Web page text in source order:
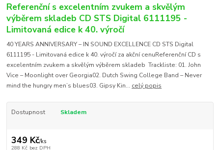
Referenční s excelentním zvukem a skvělým
výběrem skladeb CD STS Digital 6111195 -
Limitovaná edice k 40. výročí
40 YEARS ANNIVERSARY – IN SOUND EXCELLENCE CD STS Digital
6111195 - Limitovaná edice k 40. výročí za akční cenuReferenční CD s
excelentním zvukem a skvělým výběrem skladeb Trackliste: 01. John
Vice – Moonlight over Georgia02. Dutch Swing College Band – Never
mind the hungry men’s blues03. Gipsy Kin... celý popis
Dostupnost Skladem
349 Kč/ks
288 Kč bez DPH